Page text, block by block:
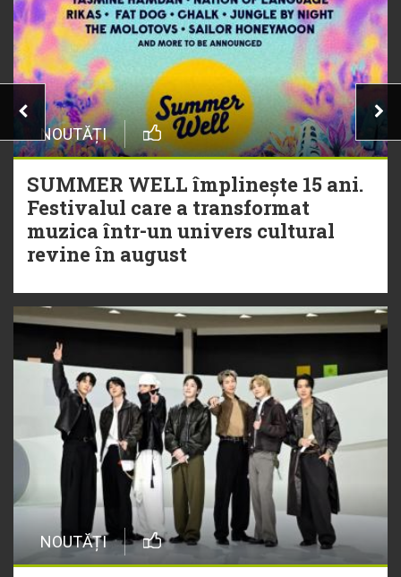
NOUTĂȚI
SUMMER WELL împlinește 15 ani.
Festivalul care a transformat
muzica într-un univers cultural
revine în august
NOUTĂȚI